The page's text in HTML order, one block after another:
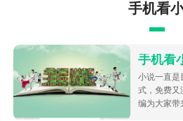
手机看小
手机看
小说一直是
式，免费又
编为大家带